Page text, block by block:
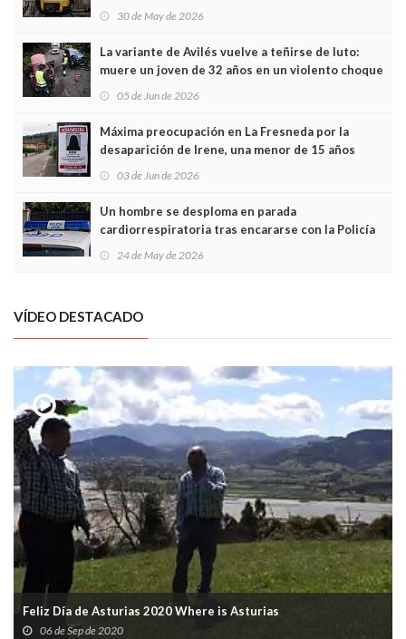
sobrecoste de los trenes que no cabían por los
30 de May de 2026
La variante de Avilés vuelve a teñirse de luto:
muere un joven de 32 años en un violento choque
frontal
05 de Jun de 2026
Máxima preocupación en La Fresneda por la
desaparición de Irene, una menor de 15 años
03 de Jun de 2026
Un hombre se desploma en parada
cardiorrespiratoria tras encararse con la Policía
Local en Luanco
24 de May de 2026
VÍDEO DESTACADO
Feliz Día de Asturias 2020 Where is Asturias
06 de Sep de 2020